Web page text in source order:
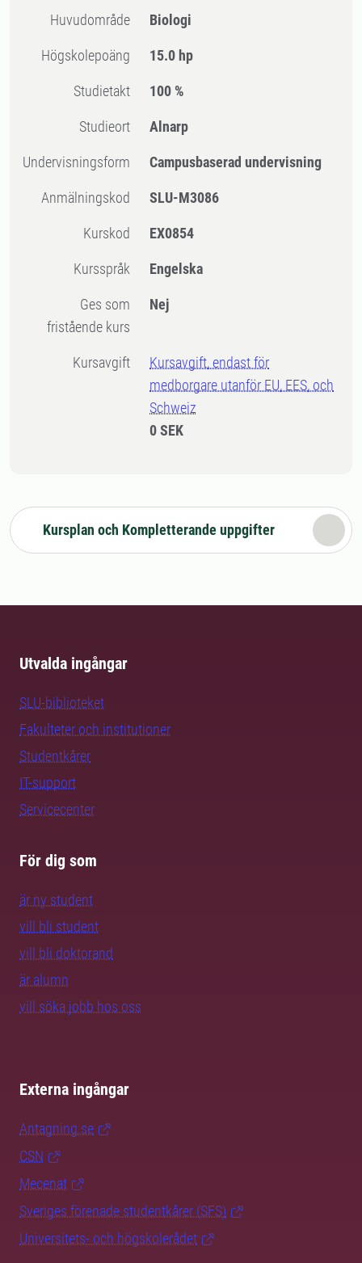
Huvudområde Biologi
högskolepoäng 15.0 hp
Studietakt 100 %
Studieort Alnarp
Undervisningsform Campusbaserad undervisning
Anmälningskod SLU-M3086
Kurskod EX0854
Kursspråk Engelska
Ges som
fristående kurs
Nej
Kursavgift
Kursavgift, endast för
medborgare utanför EU, EES, och
Schweiz
0 SEK
Kursplan och Kompletterande uppgifter
Utvalda ingångar
SLU-biblioteket
Fakulteter och institutioner
Studentkårer
IT-support
Servicecenter
För dig som
är ny student
vill bli student
vill bli doktorand
är alumn
vill söka jobb hos oss
Externa ingångar
Antagning.se
CSN
Mecenat
Sveriges förenade studentkårer (SFS)
Universitets- och högskolerådet